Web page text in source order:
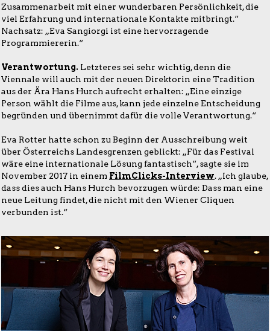
Zusammenarbeit mit einer wunderbaren Persönlichkeit, die
viel Erfahrung und internationale Kontakte mitbringt.“
Nachsatz: „Eva Sangiorgi ist eine hervorragende
Programmiererin.“
Verantwortung. Letzteres sei sehr wichtig, denn die
Viennale will auch mit der neuen Direktorin eine Tradition
aus der Ära Hans Hurch aufrecht erhalten: „Eine einzige
Person wählt die Filme aus, kann jede einzelne Entscheidung
begründen und übernimmt dafür die volle Verantwortung.“
Eva Rotter hatte schon zu Beginn der Ausschreibung weit
über Österreichs Landesgrenzen geblickt: „Für das Festival
wäre eine internationale Lösung fantastisch“, sagte sie im
November 2017 in einem FilmClicks-Interview. „Ich glaube,
dass dies auch Hans Hurch bevorzugen würde: Dass man eine
neue Leitung findet, die nicht mit den Wiener Cliquen
verbunden ist.“